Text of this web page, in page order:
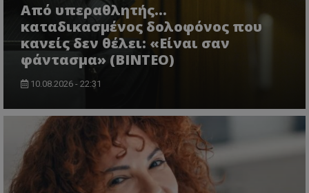
Από υπεραθλητής...
καταδικασμένος δολοφόνος που
κανείς δεν θέλει: «Είναι σαν
φάντασμα» (BINTEO)
10.08.2026 - 22:31